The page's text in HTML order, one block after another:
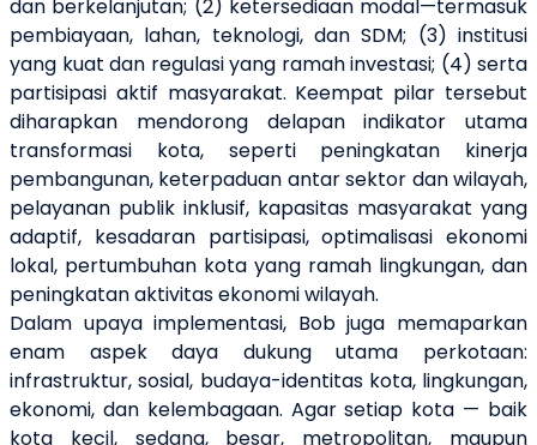
dan berkelanjutan; (2) ketersediaan modal—termasuk
pembiayaan, lahan, teknologi, dan SDM; (3) institusi
yang kuat dan regulasi yang ramah investasi; (4) serta
partisipasi aktif masyarakat. Keempat pilar tersebut
diharapkan mendorong delapan indikator utama
transformasi kota, seperti peningkatan kinerja
pembangunan, keterpaduan antar sektor dan wilayah,
pelayanan publik inklusif, kapasitas masyarakat yang
adaptif, kesadaran partisipasi, optimalisasi ekonomi
lokal, pertumbuhan kota yang ramah lingkungan, dan
peningkatan aktivitas ekonomi wilayah.
Dalam upaya implementasi, Bob juga memaparkan
enam aspek daya dukung utama perkotaan:
infrastruktur, sosial, budaya-identitas kota, lingkungan,
ekonomi, dan kelembagaan. Agar setiap kota — baik
kota kecil, sedang, besar, metropolitan, maupun